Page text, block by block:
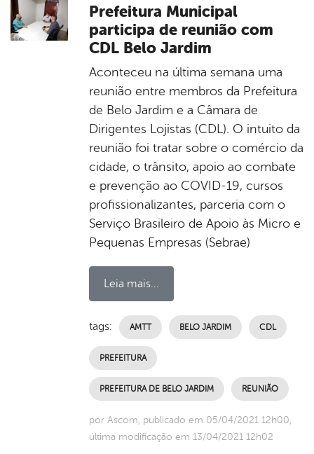
Prefeitura Municipal
participa de reunião com
CDL Belo Jardim
Aconteceu na última semana uma
reunião entre membros da Prefeitura
de Belo Jardim e a Câmara de
Dirigentes Lojistas (CDL). O intuito da
reunião foi tratar sobre o comércio da
cidade, o trânsito, apoio ao combate
e prevenção ao COVID-19, cursos
profissionalizantes, parceria com o
Serviço Brasileiro de Apoio às Micro e
Pequenas Empresas (Sebrae)
Leia mais...
tags: AMTT BELO JARDIM CDL
PREFEITURA
PREFEITURA DE BELO JARDIM REUNIÃO
por Ascom, publicado em 05/04/2021 12h00,
última modificação em 13/04/2021 12h02